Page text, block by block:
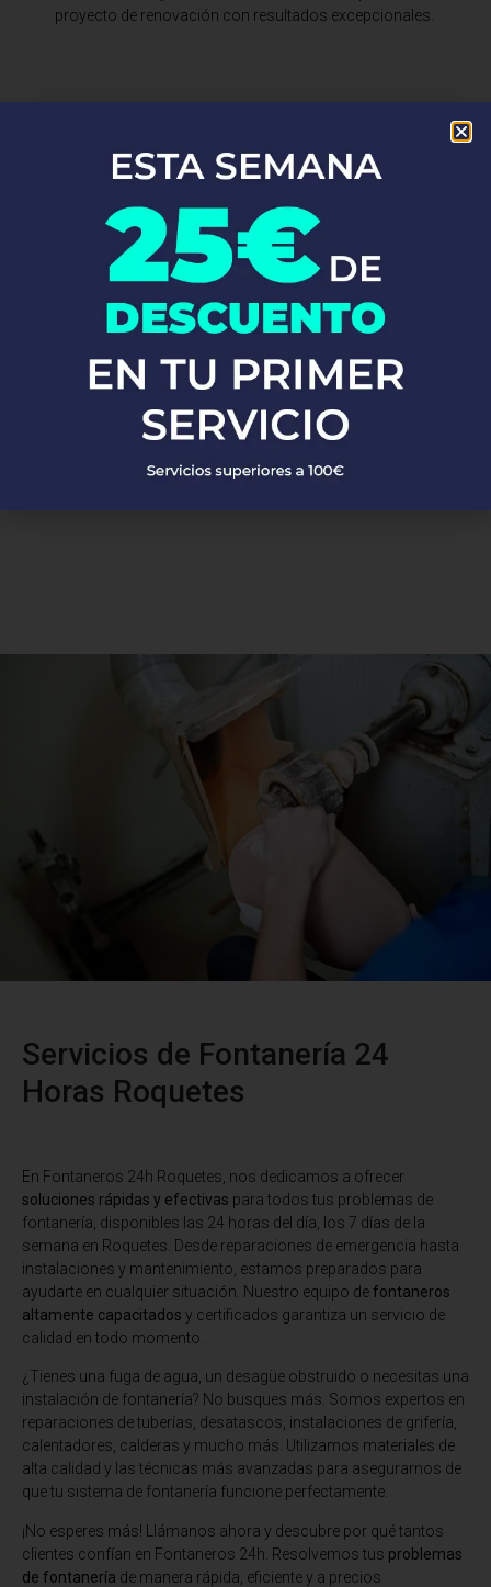
proyecto de renovación con resultados excepcionales.
, brindamos una completa gama de
servicios de fontaneríapara satisfacer todas tus necesidades.
disponibles para asistirte las 24 horas del día, los 7 días de la
semana. A continuación, te mostramos algunos de nuestros
servicios más populares:
PEDIR PRESUPUESTO
Servicios de Fontanería 24
Horas Roquetes
En Fontaneros 24h Roquetes , nos dedicamos a ofrecer
soluciones rápidas y efectivas para todos tus problemas de
fontanería, disponibles las 24 horas del día, los 7 días de la
semana en Roquetes. Desde reparaciones de emergencia hasta
instalaciones y mantenimiento, estamos preparados para
ayudarte en cualquier situación. Nuestro equipo de fontaneros
altamente capacitados y certificados garantiza un servicio de
calidad en todo momento.
¿Tienes una fuga de agua, un desagüe obstruido o necesitas una
instalación de fontanería? No busques más. Somos expertos en
reparaciones de tuberías, desatascos, instalaciones de grifería,
calentadores, calderas y mucho más. Utilizamos materiales de
alta calidad y las técnicas más avanzadas para asegurarnos de
que tu sistema de fontanería funcione perfectamente.
¡No esperes más! Llámanos ahora y descubre por qué tantos
clientes confían en Fontaneros 24h. Resolvemos tus problemas
de fontanería de manera rápida, eficiente y a precios